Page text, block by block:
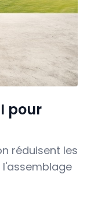
pour
réduisent les